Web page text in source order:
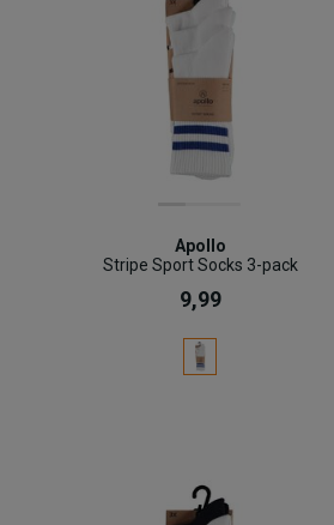
Apollo
Stripe Sport Socks 3-pack
9,99